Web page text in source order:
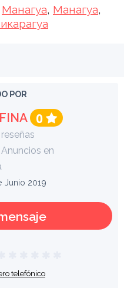
Манагуа, Манагуа,
POR
0
reseñas
Anuncios en
Junio 2019
telefónico